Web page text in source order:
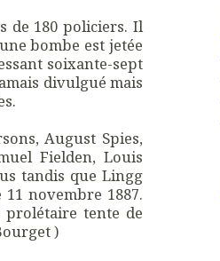
de 180 policiers. Il
bombe est jetée
soixante-sept
divulgué mais
August Spies,
Fielden, Louis
tandis que Lingg
novembre 1887.
prolétaire tente de
)